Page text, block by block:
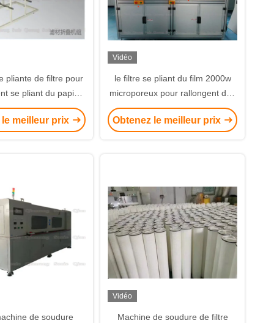
pliante de filtre pour
se pliant du papier
industries de
filtration
le meilleur prix
Vidéo
le filtre se pliant du film 2000w
microporeux pour rallongent des
noyaux de filtre de 40 pouces
Obtenez le meilleur prix
de soudure
Vidéo
Machine de soudure de filtre